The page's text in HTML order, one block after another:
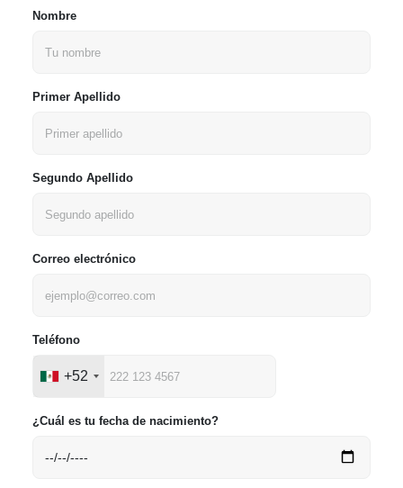
Nombre
Primer Apellido
Segundo Apellido
Correo electrónico
Teléfono
+52
¿Cuál es tu fecha de nacimiento?